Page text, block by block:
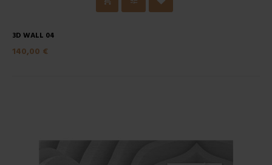
3D WALL 04
140,00 €